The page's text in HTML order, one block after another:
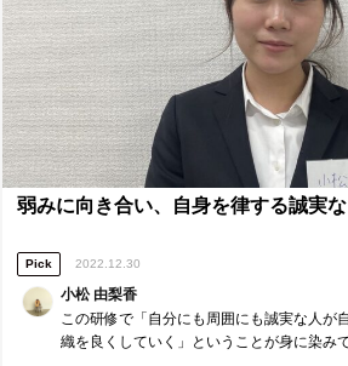
ーには名前の前に◎をつけてください。（
活動していた側面が強く、省略させて頂き
緒だった鈴木さん、佐々木さん、山口さん
語能力や主体性により私も沢山学ぶことが
す。引き続き宜しくお願い致します。 森口
会を誠にありがとうございます。リーダー
るきっかけとなる時間でした。この様な場
ております。支部長として、運営として成
元できるように精進いたします。引き続き
とどんな関係性でありたいか、どんな対話
えていきたいと思います。 ■今後に向けて
は第二領域を確保するための工夫を3つ以
神・社会/情緒・知性のバランスを取った生
人に近い経験をさせて頂いていることを最
ても豊かな生活が出来るように努めていき
（森口敦）へのメッセージ ■ 森口さん 本
りがとうございました。研修やグループワ
や弱みを再認識する時間になりました。日
成長させていきたいと思います。今後とも
ごすことが出来ました。今後とも宜しくお
弱みに向き合い、自身を律する誠実
Pick 2022.12.30
小松 由梨香
この研修で「自分にも周囲にも誠実な人が
織を良くしていく」ということが身に染み